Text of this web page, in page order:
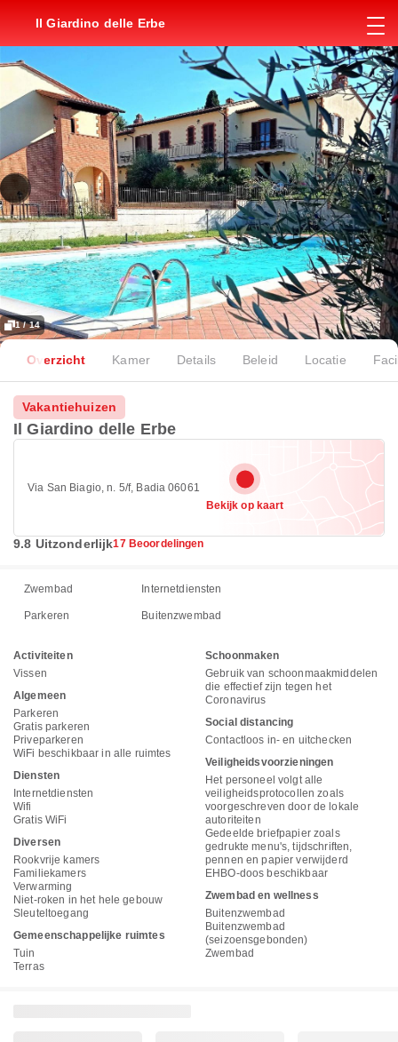
Il Giardino delle Erbe
1 / 14
Overzicht Kamer Details Beleid Locatie
Vakantiehuizen
Il Giardino delle Erbe
Via San Biagio, n. 5/f, Badia 06061
Bekijk op kaart
9.8 Uitzonderlijk17 Beoordelingen
Zwembad Internetdiensten
Parkeren Buitenzwembad
Activiteiten
Vissen
Algemeen
Parkeren
Gratis parkeren
Priveparkeren
WiFi beschikbaar in alle ruimtes
Diensten
Internetdiensten
Wifi
Gratis WiFi
Diversen
Rookvrije kamers
Familiekamers
Verwarming
Niet-roken in het hele gebouw
Sleuteltoegang
Gemeenschappelijke ruimtes
Tuin
Terras
Schoonmaken
Gebruik van schoonmaakmiddelen
die effectief zijn tegen het
Coronavirus
Social distancing
Contactloos in- en uitchecken
Veiligheidsvoorzieningen
Het personeel volgt alle
veiligheidsprotocollen zoals
voorgeschreven door de lokale
autoriteiten
Gedeelde briefpapier zoals
gedrukte menu's, tijdschriften,
pennen en papier verwijderd
EHBO-doos beschikbaar
Zwembad en wellness
Buitenzwembad
Buitenzwembad
(seizoensgebonden)
Zwembad